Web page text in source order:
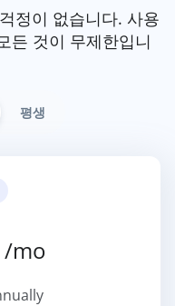
정이 없습니다. 사용
든 것이 무제한입니
평생
/mo